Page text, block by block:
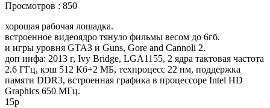
Просмотров : 850
хорошая рабочая лошадка.
встроенное видеоядро тянуло фильмы весом до 6гб.
и игры уровня GTA3 и Guns, Gore and Cannoli 2.
доп инфа: 2013 г, Ivy Bridge, LGA1155, 2 ядра тактовая частота
2.6 ГГц, кэш 512 Кб+2 МБ, техпроцесс 22 нм, поддержка
памяти DDR3, встроенная графика в процессоре Intel HD
Graphics 650 МГц.
15р